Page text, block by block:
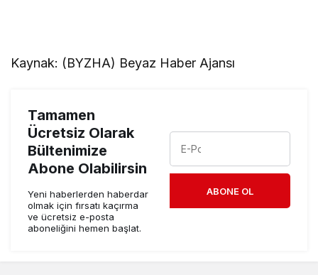
Kaynak: (BYZHA) Beyaz Haber Ajansı
Tamamen
Ücretsiz Olarak
Bültenimize
Abone Olabilirsin
Yeni haberlerden haberdar
olmak için fırsatı kaçırma
ve ücretsiz e-posta
aboneliğini hemen başlat.
ABONE OL